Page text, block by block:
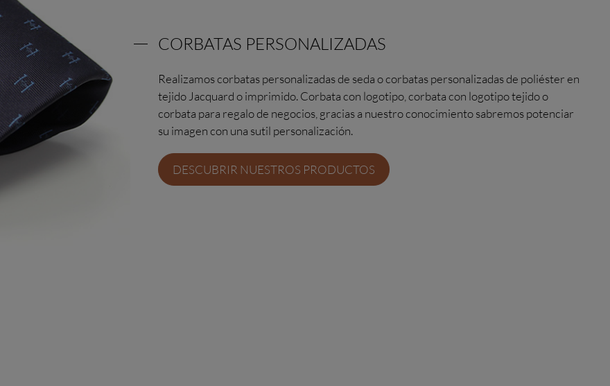
CORBATAS PERSONALIZADAS
Realizamos corbatas personalizadas de seda o corbatas personalizadas de poliéster en
tejido Jacquard o imprimido. Corbata con logotipo, corbata con logotipo tejido o
corbata para regalo de negocios, gracias a nuestro conocimiento sabremos potenciar
su imagen con una sutil personalización.
DESCUBRIR NUESTROS PRODUCTOS